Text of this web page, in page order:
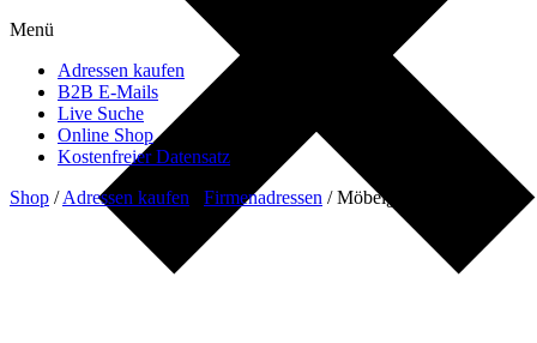
Menü
Adressen kaufen
B2B E-Mails
Live Suche
Online Shop
Kostenfreier Datensatz
Shop /Adressen kaufen Firmenadressen /Möbelgroßhändler